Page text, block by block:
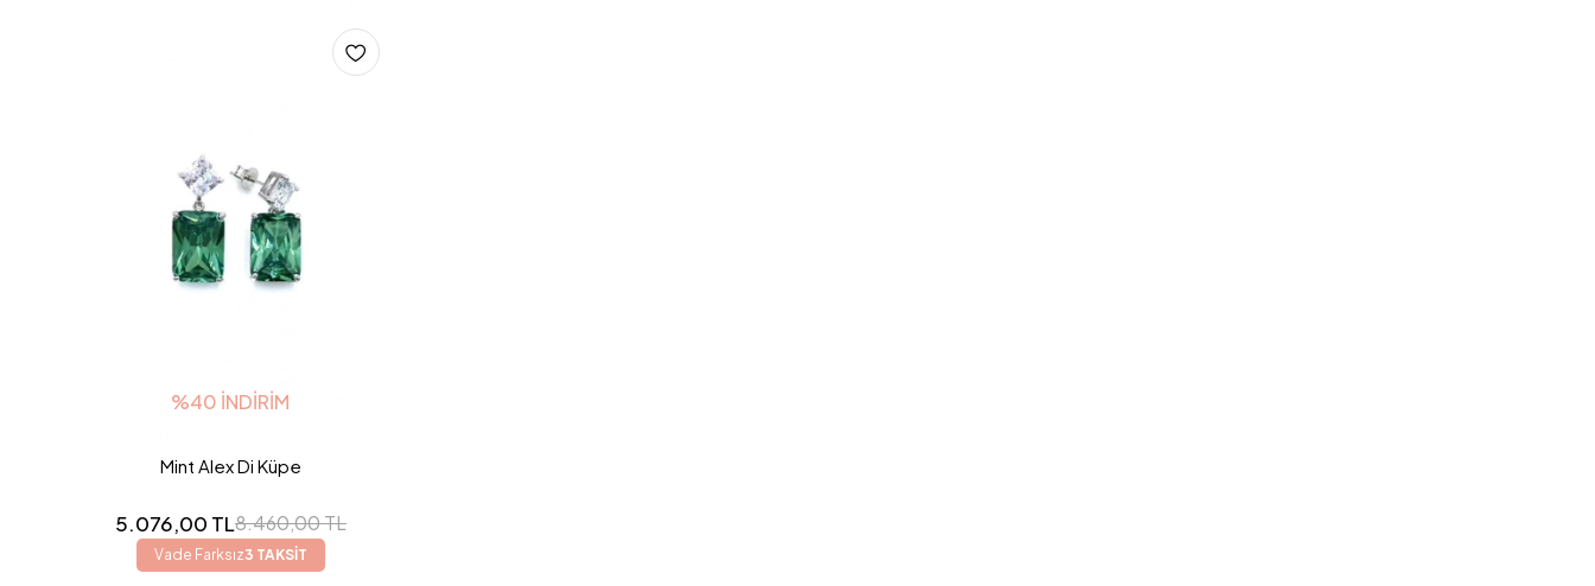
%40 İNDIRIM
Mint Alex Di Küpe
5.076,00 TL8.460,00 TL
Vade Farksız3 TAKSİT